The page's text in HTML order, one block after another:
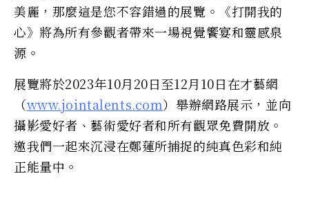
美麗，那麼這是您不容錯過的展覽。《打開我的
心》將為所有參觀者帶來一場視覺饗宴和靈感泉
源。
展覽將於2023年10月20日至12月10日在才藝網
（www.jointalents.com）舉辦網路展示，並向
攝影愛好者、藝術愛好者和所有觀眾免費開放。
邀我們一起來沉浸在鄭蓮所捕捉的純真色彩和純
正能量中。